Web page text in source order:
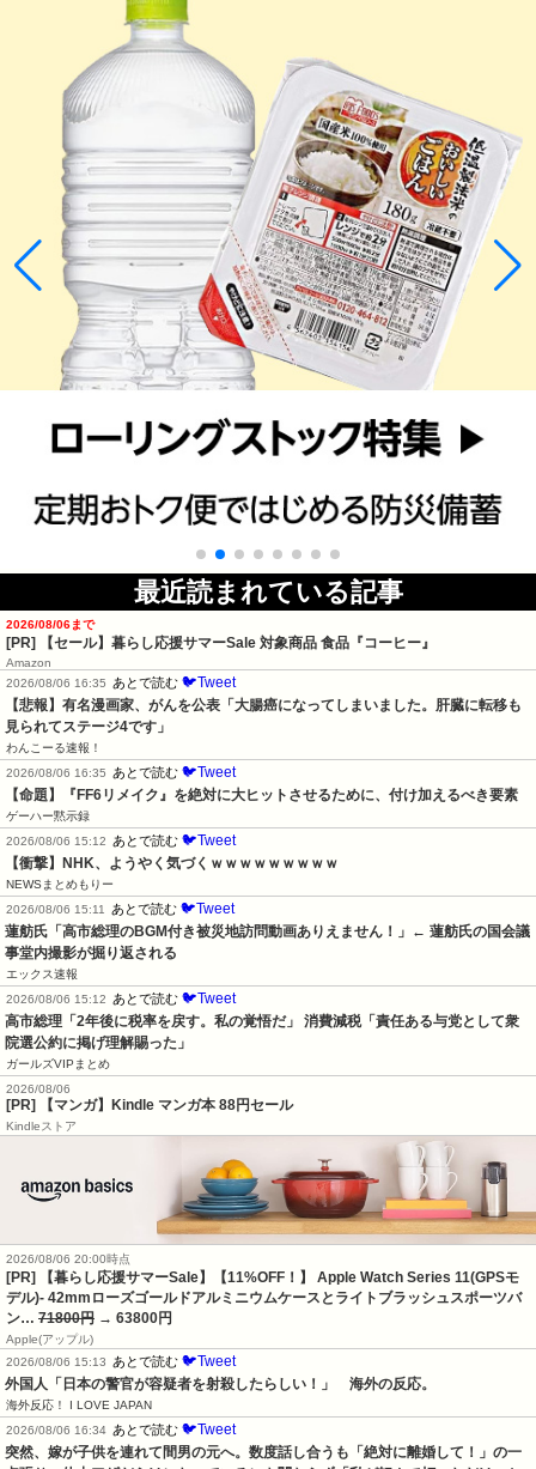
最近読まれている記事
2026/08/06まで
[PR] 【セール】暮らし応援サマーSale 対象商品 食品『コーヒー』
Amazon
2026/08/06 16:35 あとで読む 🐦Tweet
【悲報】有名漫画家、がんを公表「大腸癌になってしまいました。肝臓に転移も
見られてステージ4です」
わんこーる速報！
2026/08/06 16:35 あとで読む 🐦Tweet
【命題】『FF6リメイク』を絶対に大ヒットさせるために、付け加えるべき要素
ゲーハー黙示録
2026/08/06 15:12 あとで読む 🐦Tweet
【衝撃】NHK、ようやく気づくｗｗｗｗｗｗｗｗｗ
NEWSまとめもりー
2026/08/06 15:11 あとで読む 🐦Tweet
蓮舫氏「高市総理のBGM付き被災地訪問動画ありえません！」← 蓮舫氏の国会議
事堂内撮影が掘り返される
エックス速報
2026/08/06 15:12 あとで読む 🐦Tweet
高市総理「2年後に税率を戻す。私の覚悟だ」 消費減税「責任ある与党として衆
院選公約に掲げ理解賜った」
ガールズVIPまとめ
2026/08/06
[PR] 【マンガ】Kindle マンガ本 88円セール
Kindleストア
2026/08/06 20:00時点
[PR] 【暮らし応援サマーSale】【11%OFF！】 Apple Watch Series 11(GPSモ
デル)- 42mmローズゴールドアルミニウムケースとライトブラッシュスポーツバ
ン… 71800円 → 63800円
Apple(アップル)
2026/08/06 15:13
あとで読む 🐦Tweet
外国人「日本の警官が容疑者を射殺したらしい！」　海外の反応。
海外反応！ I LOVE JAPAN
2026/08/06 16:34 あとで読む 🐦Tweet
突然、嫁が子供を連れて間男の元へ。数度話し合うも「絶対に離婚して！」の一